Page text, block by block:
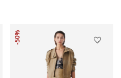
-50%